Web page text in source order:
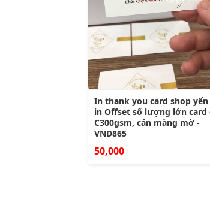
In thank you card shop yến
in Offset số lượng lớn card
C300gsm, cán màng mờ -
VND865
50,000